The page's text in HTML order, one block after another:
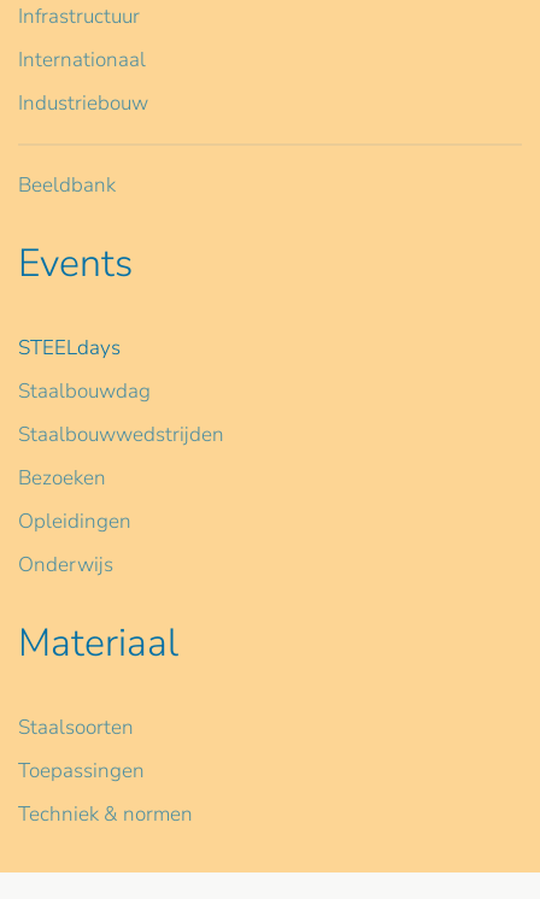
Infrastructuur
Internationaal
Industriebouw
Beeldbank
Events
STEELdays
Staalbouwdag
Staalbouwwedstrijden
Bezoeken
Opleidingen
Onderwijs
Materiaal
Staalsoorten
Toepassingen
Techniek & normen